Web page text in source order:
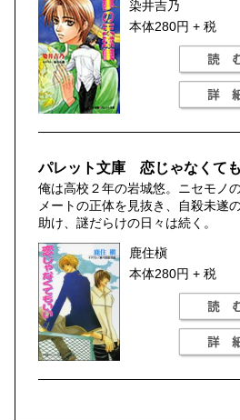
染井吉乃
本体280円 + 税
パレット文庫 恋じゃなくて
俺は高校２年の岩城悠。ニセモノ
メートの正体を見抜き、自殺未遂
助け、謎だらけの日々は続く。
鹿住槇
本体280円 + 税